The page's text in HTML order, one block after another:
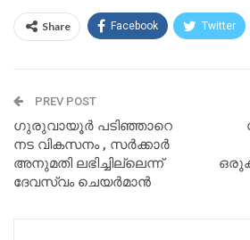
Share Facebook Twitter
PREV POST
ഗുരുവായൂർ പടിഞ്ഞാറെ
നട വികസനം , സർക്കാർ
അനുമതി ലഭിച്ചില്ലെന്ന്
ദേവസ്വം ചെയർമാൻ